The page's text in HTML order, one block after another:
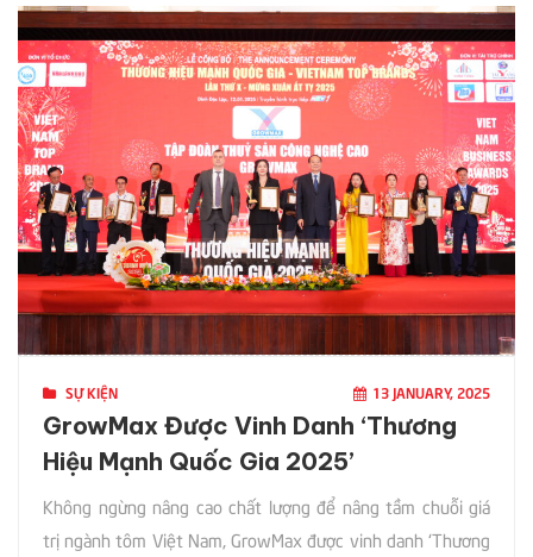
SỰ KIỆN 13 JANUARY, 2025
GrowMax Được Vinh Danh ‘Thương
Hiệu Mạnh Quốc Gia 2025’
Không ngừng nâng cao chất lượng để nâng tầm chuỗi giá
trị ngành tôm Việt Nam, GrowMax được vinh danh ‘Thương